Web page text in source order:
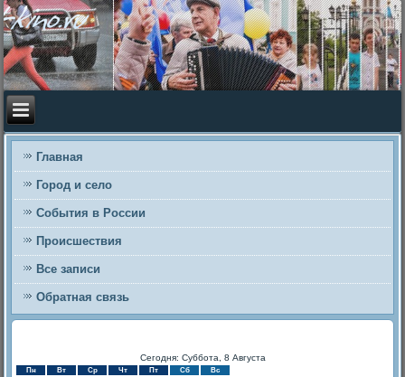
Главная
Город и село
События в России
Происшествия
Все записи
Обратная связь
Сегодня: Суббота, 8 Августа
Пн Вт Ср Чт Пт Сб Вс